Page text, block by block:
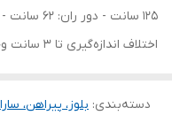
اختلاف اندازه‌گیری تا 3 سانت وجود دارد. 🌸
دسته‌بندی: بلوز، پیراهن،